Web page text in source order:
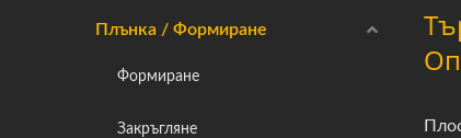
Плънка / Формиране
Формиране
Закръгляне